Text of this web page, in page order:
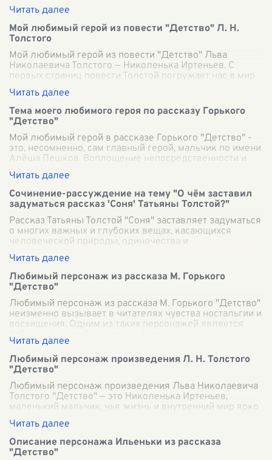
Мой любимый герой из повести "Детство" Л. Н.
Толстого
Мой любимый герой из повести "Детство" Льва
Николаевича Толстого — Николенька Иртеньев. С
первых страниц повести Толстой погружает нас в мир
детства, где Николенька предстает перед
Тема моего любимого героя по рассказу Горького
"Детство"
Мой любимый герой в рассказе Горького "Детство" -
это, несомненно, сам главный герой, мальчик по имени
Алёша Пешков. Воплощение непосредственности и
чистоты, он постепенно обретает
Сочинение-рассуждение на тему "О чём заставил
задуматься рассказ 'Соня' Татьяны Толстой?"
Рассказ Татьяны Толстой "Соня" заставляет задуматься
о многих важных и глубоких вещах, касающихся
человеческой природы, одиночества и
самопожертвования. Главная героиня, Соня, явля
Любимый персонаж из рассказа М. Горького
"Детство"
Любимый персонаж из рассказа М. Горького "Детство"
неизменно вызывает в читателях чувства ностальгии и
восхищения. Одним из таких персонажей является
бабушка Алёша Пешкова, добрая
Любимый персонаж произведения Л. Н. Толстого
"Детство"
Любимый персонаж произведения Льва Николаевича
Толстого "Детство" — это Николенька Иртеньев,
маленький мальчик, чья жизнь и внутренний мир ярко
переданы через простую и искреннюю п
Описание персонажа Ильеньки из рассказа
"Детство"